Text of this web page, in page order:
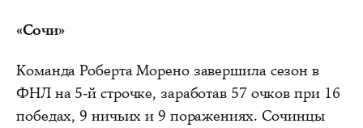
«Сочи»
Команда Роберта Морено завершила сезон в
ФНЛ на 5-й строчке, заработав 57 очков при 16
победах, 9 ничьих и 9 поражениях. Сочинцы